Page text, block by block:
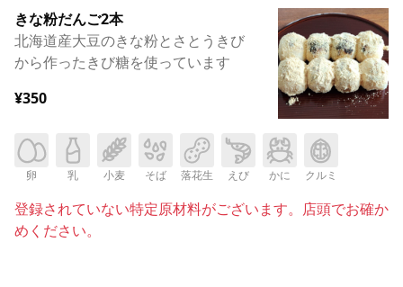
きな粉だんご2本
北海道産大豆のきな粉とさとうきび
から作ったきび糖を使っています
¥350
卵 乳 小麦 そば 落花生 えび かに クルミ
登録されていない特定原材料がございます。店頭でお確か
めください。